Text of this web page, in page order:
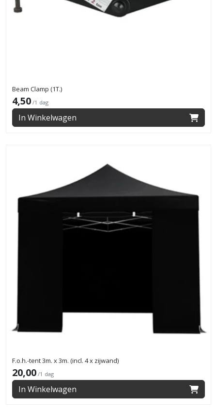
Beam Clamp (1T.)
4,50 /1 dag
In Winkelwagen
F.o.h.-tent 3m. x 3m. (incl. 4 x zijwand)
20,00 /1 dag
In Winkelwagen